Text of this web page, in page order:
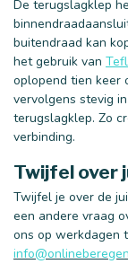
De terugslagklep
buitendraad kan
het gebruik van
oplopend tien keer
vervolgens stevig
terugslagklep. Zo
verbinding.
Twijfel over
Twijfel je over de
een andere vraag
ons op werkdagen